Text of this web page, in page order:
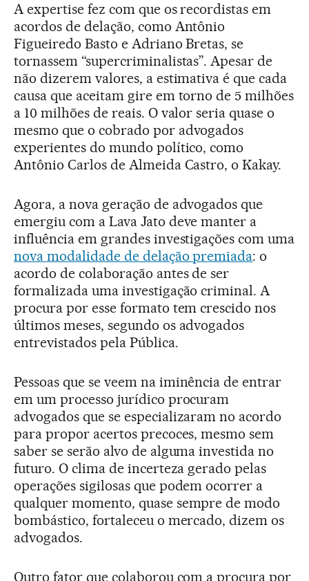
A expertise fez com que os recordistas em
acordos de delação, como Antônio
Figueiredo Basto e Adriano Bretas, se
tornassem “supercriminalistas”. Apesar de
não dizerem valores, a estimativa é que cada
causa que aceitam gire em torno de 5 milhões
a 10 milhões de reais. O valor seria quase o
mesmo que o cobrado por advogados
experientes do mundo político, como
Antônio Carlos de Almeida Castro, o Kakay.
Agora, a nova geração de advogados que
emergiu com a Lava Jato deve manter a
influência em grandes investigações com uma
nova modalidade de delação premiada: o
acordo de colaboração antes de ser
formalizada uma investigação criminal. A
procura por esse formato tem crescido nos
últimos meses, segundo os advogados
entrevistados pela Pública.
Pessoas que se veem na iminência de entrar
em um processo jurídico procuram
advogados que se especializaram no acordo
para propor acertos precoces, mesmo sem
saber se serão alvo de alguma investida no
futuro. O clima de incerteza gerado pelas
operações sigilosas que podem ocorrer a
qualquer momento, quase sempre de modo
bombástico, fortaleceu o mercado, dizem os
advogados.
Outro fator que colaborou com a procura por